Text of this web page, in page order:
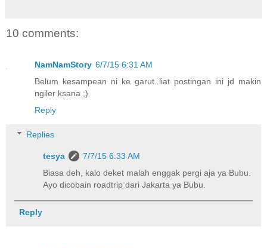
10 comments:
NamNamStory 6/7/15 6:31 AM
Belum kesampean ni ke garut..liat postingan ini jd makin
ngiler ksana ;)
Reply
Replies
tesya
7/7/15 6:33 AM
Biasa deh, kalo deket malah enggak pergi aja ya Bubu.
Ayo dicobain roadtrip dari Jakarta ya Bubu.
Reply